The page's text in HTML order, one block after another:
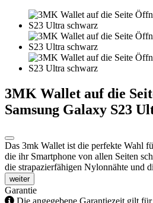
3MK Wallet auf die
Samsung Galaxy S23
Das 3mk Wallet ist die perfekte Wahl
die ihr Smartphone von allen Seiten
die strapazierfähigen Nylonnähte und
weiter
Garantie
Die angegebene Garantiezeit gilt